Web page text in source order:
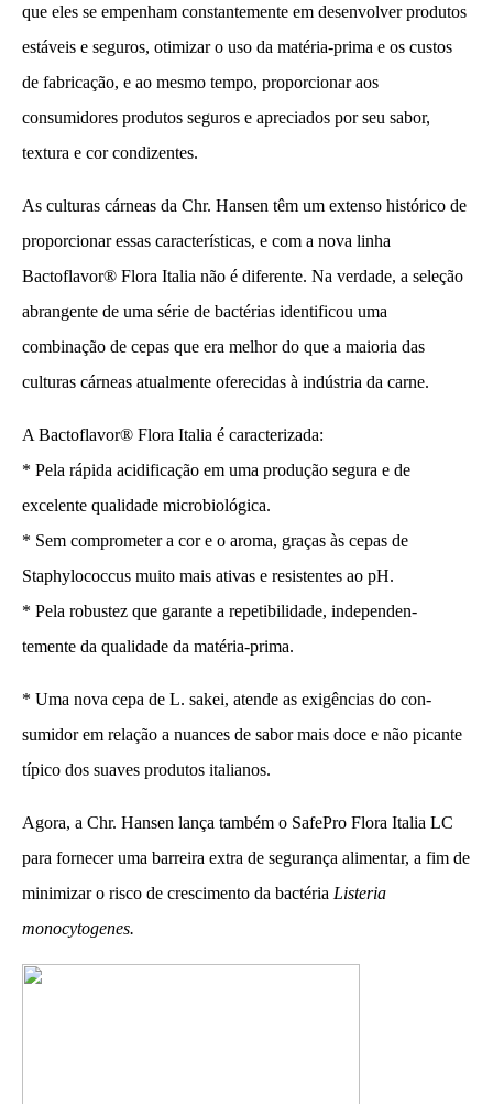
que eles se empenham constantemente em desenvolver produtos
estáveis e seguros, otimizar o uso da matéria-prima e os custos
de fabricação, e ao mesmo tempo, proporcionar aos
consumidores produtos seguros e apreciados por seu sabor,
textura e cor condizentes.
As culturas cárneas da Chr. Hansen têm um extenso histórico de
proporcionar essas características, e com a nova linha
Bactoflavor® Flora Italia não é diferente. Na verdade, a seleção
abrangente de uma série de bactérias identificou uma
combinação de cepas que era melhor do que a maioria das
culturas cárneas atualmente oferecidas à indústria da carne.
A Bactoflavor® Flora Italia é caracterizada:
* Pela rápida acidificação em uma produção segura e de
excelente qualidade microbiológica.
* Sem comprometer a cor e o aroma, graças às cepas de
Staphylococcus muito mais ativas e resistentes ao pH.
* Pela robustez que garante a repetibilidade, independen-
temente da qualidade da matéria-prima.
* Uma nova cepa de L. sakei, atende as exigências do con-
sumidor em relação a nuances de sabor mais doce e não picante
típico dos suaves produtos italianos.
Agora, a Chr. Hansen lança também o SafePro Flora Italia LC
para fornecer uma barreira extra de segurança alimentar, a fim de
minimizar o risco de crescimento da bactéria Listeria
monocytogenes.